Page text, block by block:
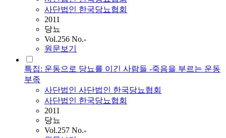
사단법인 한국당뇨협회
2011
당뇨
Vol.256 No.-
원문보기
특집: 운동으로 당뇨를 이긴 사람들 -죽음을 부르는 운동
부족
사단법인 사단법인 한국당뇨협회
사단법인 한국당뇨협회
2011
당뇨
Vol.257 No.-